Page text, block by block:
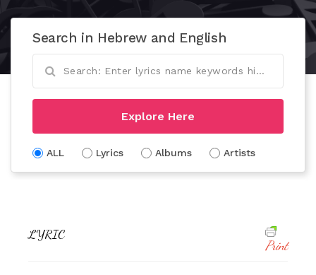
Search in Hebrew and English
Explore Here
ALL Lyrics Albums Artists
LYRIC
Print